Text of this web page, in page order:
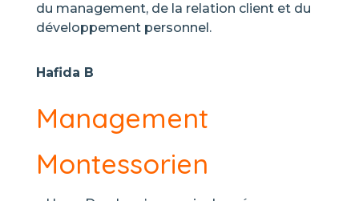
du management, de la relation client et du
développement personnel.
Hafida B
Management
Montessorien